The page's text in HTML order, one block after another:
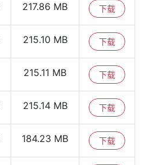
217.86 MB 下载
215.10 MB 下载
215.11 MB 下载
215.14 MB 下载
184.23 MB 下载